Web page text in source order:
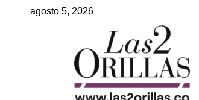
agosto 5, 2026